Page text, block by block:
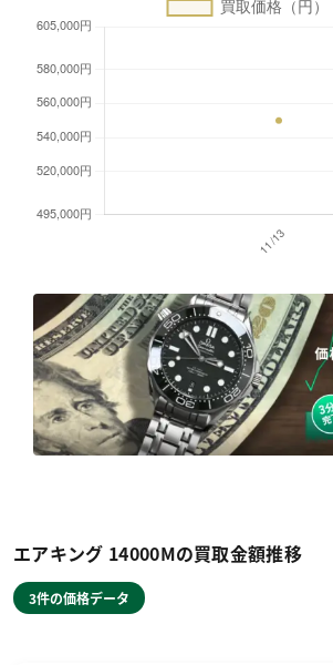
エアキング 14000Mの買取金額推移
3件の価格データ